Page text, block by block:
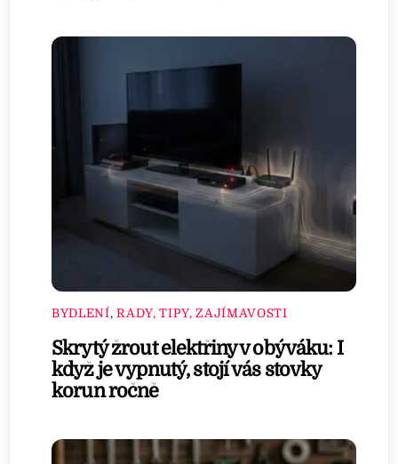
BYDLENÍ,RADY, TIPY, ZAJÍMAVOSTI
Skrytý žrout elektřiny v obýváku: I
když je vypnutý, stojí vás stovky
korun ročně